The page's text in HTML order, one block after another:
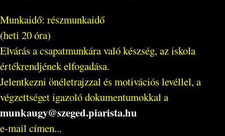
Munkaidő: részmunkaidő
(heti 20 óra)
Elvárás a csapatmunkára való készség, az iskola
értékrendjének elfogadása.
Jelentkezni önéletrajzzal és motivációs levéllel, a
végzettséget igazoló dokumentumokkal a
munkaugy@szeged.piarista.hu
e-mail címen...